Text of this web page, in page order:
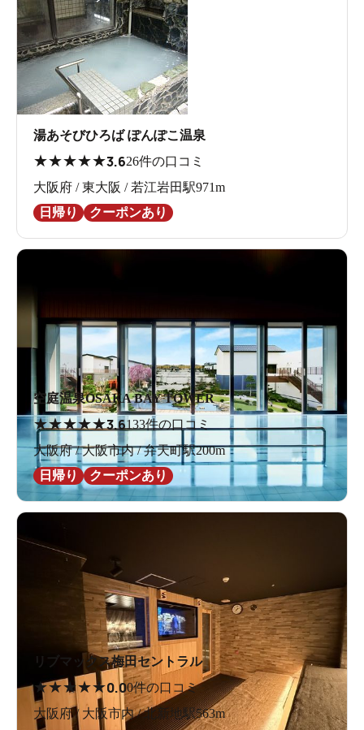
湯あそびひろば ぽんぽこ温泉
★★★★★3.626件の口コミ
大阪府 / 東大阪 / 若江岩田駅971m
日帰り
クーポンあり
空庭温泉OSAKA BAY TOWER
★★★★★3.6133件の口コミ
大阪府 / 大阪市内 / 弁天町駅200m
日帰り
クーポンあり
リブマックス梅田セントラル
★★★★★0.00件の口コミ
大阪府 / 大阪市内 / 北新地駅563m